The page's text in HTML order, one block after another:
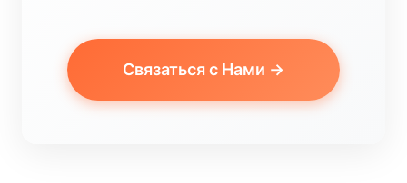
Связаться с Нами →